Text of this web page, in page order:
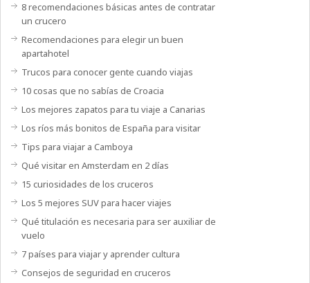
8 recomendaciones básicas antes de contratar
un crucero
Recomendaciones para elegir un buen
apartahotel
Trucos para conocer gente cuando viajas
10 cosas que no sabías de Croacia
Los mejores zapatos para tu viaje a Canarias
Los ríos más bonitos de España para visitar
Tips para viajar a Camboya
Qué visitar en Amsterdam en 2 días
15 curiosidades de los cruceros
Los 5 mejores SUV para hacer viajes
Qué titulación es necesaria para ser auxiliar de
vuelo
7 países para viajar y aprender cultura
Consejos de seguridad en cruceros